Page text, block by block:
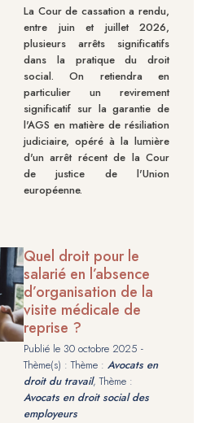
La Cour de cassation a rendu,
entre juin et juillet 2026,
plusieurs arrêts significatifs
dans la pratique du droit
social. On retiendra en
particulier un revirement
significatif sur la garantie de
l'AGS en matière de résiliation
judiciaire, opéré à la lumière
d'un arrêt récent de la Cour
de justice de l'Union
européenne.
Quel droit pour le
salarié en l’absence
d’organisation de la
visite médicale de
reprise ?
Publié le 30 octobre 2025 -
Thème(s) : Thème : Avocats en
droit du travail, Thème :
Avocats en droit social des
employeurs